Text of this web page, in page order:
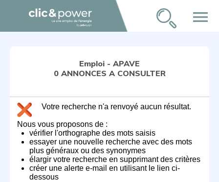
menu
Emploi - APAVE
0 ANNONCES A CONSULTER
Votre recherche n'a renvoyé aucun résultat.
Nous vous proposons de :
vérifier l'orthographe des mots saisis
essayer une nouvelle recherche avec des mots
plus généraux ou des synonymes
élargir votre recherche en supprimant des critères
créer une alerte e-mail en utilisant le lien ci-
dessous